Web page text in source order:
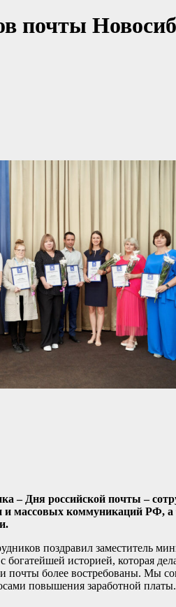
почты
– Дня российской почты –
массовых коммуникаций РФ,
поздравил заместитель
богатейшей историей, которая
почты более востребованы. Мы
повышения заработной